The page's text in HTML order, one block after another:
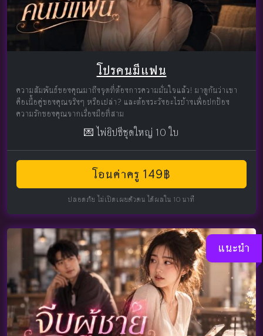
โปรคนมีแฟน
ความสัมพันธ์ของคุณมาถึงจุดที่ต้องการความมั่นใจแล้ว! มาดูกันว่าเขา
คือเนื้อคู่ของคุณจริงๆ หรือเปล่า? และต้องระวังอะไรบ้างเพื่อปกป้อง
ความรักของคุณจากเรื่องมือที่สาม
💌 ไพ่ยิปซีชุดใหญ่ 10 ใบ
โอนค่าครู 149฿
ปลอดภัย ไม่เปิดเผยตัวตน ได้ผลใน 10 นาที
แนะนำ